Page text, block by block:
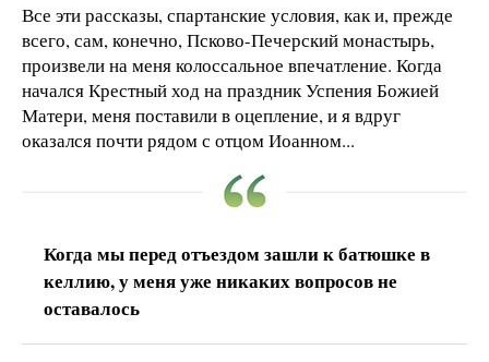
Все эти рассказы, спартанские условия, как и, прежде
всего, сам, конечно, Псково-Печерский монастырь,
произвели на меня колоссальное впечатление. Когда
начался Крестный ход на праздник Успения Божией
Матери, меня поставили в оцепление, и я вдруг
оказался почти рядом с отцом Иоанном...
Когда мы перед отъездом зашли к батюшке в
келлию, у меня уже никаких вопросов не
оставалось